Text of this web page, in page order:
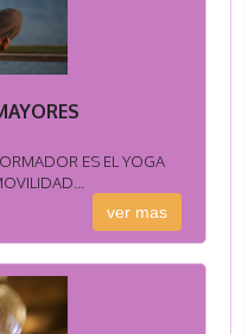
ES EL YOGA
ver mas